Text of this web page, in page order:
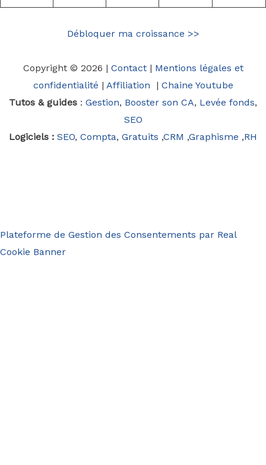
Débloquer ma croissance >>
Copyright © 2026 | Contact| Mentions légales et
confidentialité | Affiliation | Chaine Youtube
Tutos & guides : Gestion, Booster son CA, Levée fonds,
SEO
Logiciels : SEO, Compta, Gratuits ,CRM ,Graphisme ,RH
Plateforme de Gestion des Consentements par Real
Cookie Banner